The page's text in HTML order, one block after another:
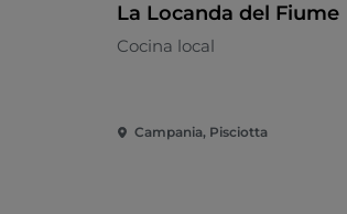
La Locanda del Fiume
Cocina local
Campania, Pisciotta